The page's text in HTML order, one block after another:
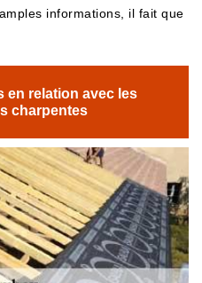
informations, il fait que
en relation avec les
charpentes